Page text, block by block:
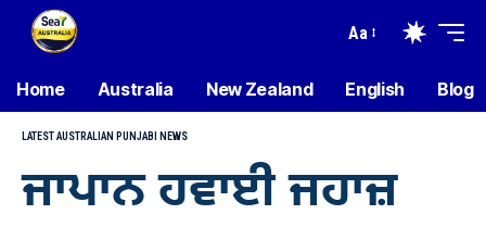
Aa
Home Australia New Zealand English Blog
LATEST AUSTRALIAN PUNJABI NEWS
ਜਾਪਾਨ ਹਵਾਈ ਜਹਾਜ਼